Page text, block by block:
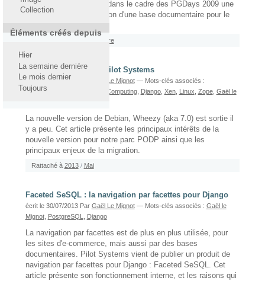
Collection
Éléments créés depuis
Hier
La semaine dernière
Le mois dernier
Toujours
Pilot Systems a réalisé dans le cadre des PGDays 2009 une
conférence sur l'indexation d'une base documentaire pour le
Novembre
Debian Wheezy chez Pilot Systems
écrit le 31/05/2013 Gaël Le Mignot — Mots-clés associés :
PostgreSQL
Cloud Computing, Django, Xen, Linux Zope, Gaël le
La nouvelle version de Debian, Wheezy (aka 7.0) est sortie il
y a peu. Cet article présente les principaux intérêts de la
nouvelle version pour notre parc PODP ainsi que les
principaux enjeux de la migration.
Rattaché à 2013 / Mai
Faceted SeSQL : la navigation par facettes pour Django
écrit le 30/07/2013 Par Gaël Le Mignot — Mots-clés associés : Gaël le
Mignot, PostgreSQL Django
La navigation par facettes est de plus en plus utilisée, pour
les sites d'e-commerce, mais aussi par des bases
documentaires. Pilot Systems vient de publier un produit de
navigation par facettes pour Django : Faceted SeSQL. Cet
article présente son fonctionnement interne, et les raisons qui